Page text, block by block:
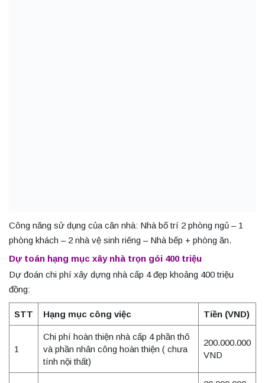
Công năng sử dụng của căn nhà: Nhà bố trí 2 phòng ngủ – 1
phòng khách – 2 nhà vệ sinh riêng – Nhà bếp + phòng ăn.
Dự toán hạng mục xây nhà trọn gói 400 triệu
Dự đoán chi phí xây dựng nhà cấp 4 đẹp khoảng 400 triệu
đồng:
STT Hạng mục công việc Tiền (VND)
1
Chi phí hoàn thiện nhà cấp 4 phần thô
và phần nhân công hoàn thiện ( chưa
tính nội thất)
200.000.000
VND